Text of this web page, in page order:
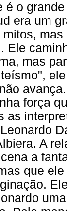
é o
era um
Ele
mas
força
as
A
a
que